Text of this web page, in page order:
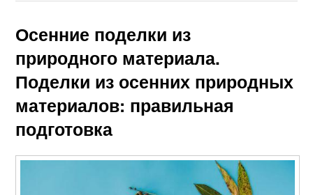
Осенние поделки из
природного материала.
Поделки из осенних природных
материалов: правильная
подготовка